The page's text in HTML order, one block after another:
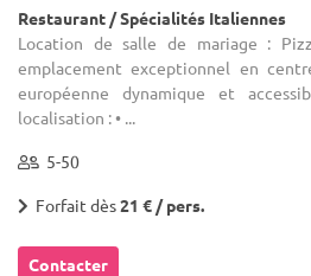
Restaurant / Spécialités Italiennes
Location de salle de mariage :
emplacement exceptionnel en
européenne dynamique et
localisation : • ...
5-50
Forfait dès21 € / pers.
Contacter